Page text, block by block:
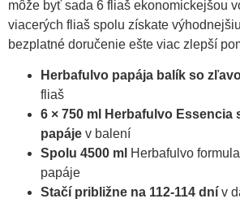
môže byť sada 6 fliaš ekonomickejšou
viacerých fliaš spolu získate
bezplatné doručenie ešte viac zlepší
Herbafulvo papája balík so
fliaš
6 × 750 ml Herbafulvo Essencia
papáje v balení
Spolu 4500 ml Herbafulvo
papáje
Stačí približne na 112-114 dní v